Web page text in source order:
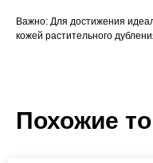
Важно: Для достижения
кожей растительного
Похожие